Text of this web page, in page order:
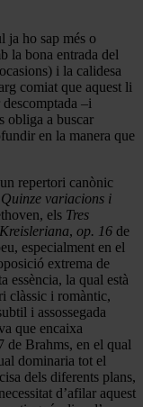
ja ho sap més o
la bona entrada del
i la calidesa
comiat que aquest li
–i
obliga a buscar
en la manera que
repertori canònic
Quinze variacions i
els Tres
Kreisleriana, op. 16 de
especialment en el
extrema de
essència, la qual està
clàssic i romàntic,
i assossegada
que encaixa
de Brahms, en el qual
dominaria tot el
dels diferents plans,
d’afilar aquest